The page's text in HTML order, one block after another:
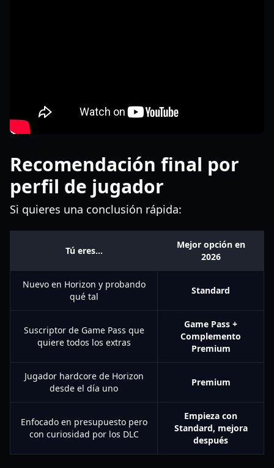
Recomendación final por
perfil de jugador
Si quieres una conclusión rápida:
Tú eres...
Mejor opción en
2026
Nuevo en Horizon y probando
qué tal
Standard
Suscriptor de Game Pass que
quiere todos los extras
Game Pass +
Complemento
Premium
Jugador hardcore de Horizon
desde el día uno
Premium
Enfocado en presupuesto pero
con curiosidad por los DLC
Empieza con
Standard, mejora
después